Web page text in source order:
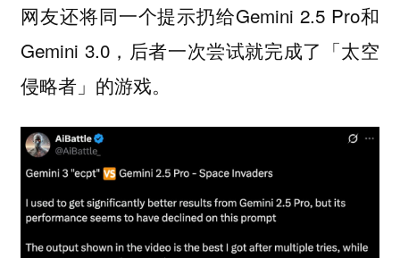
网友还将同一个提示扔给Gemini 2.5 Pro和
Gemini 3.0，后者一次尝试就完成了「太空
侵略者」的游戏。